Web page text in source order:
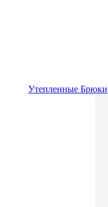
Утепленные Брюки